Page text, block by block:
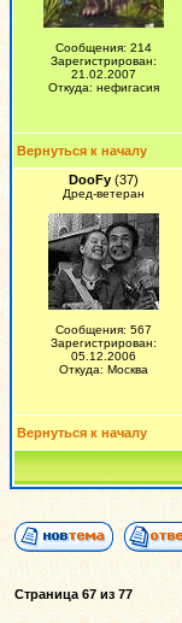
Сообщения: 214
Зарегистрирован:
21.02.2007
Откуда: нефигасия
Вернуться к началу
DooFy (37)
Дред-ветеран
Сообщения: 567
Зарегистрирован:
05.12.2006
Откуда: Москва
Вернуться к началу
Страница 67 из 77